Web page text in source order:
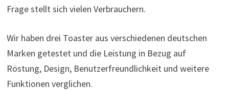
Frage stellt sich vielen Verbrauchern.
Wir haben drei Toaster aus verschiedenen deutschen
Marken getestet und die Leistung in Bezug auf
Röstung, Design, Benutzerfreundlichkeit und weitere
Funktionen verglichen.